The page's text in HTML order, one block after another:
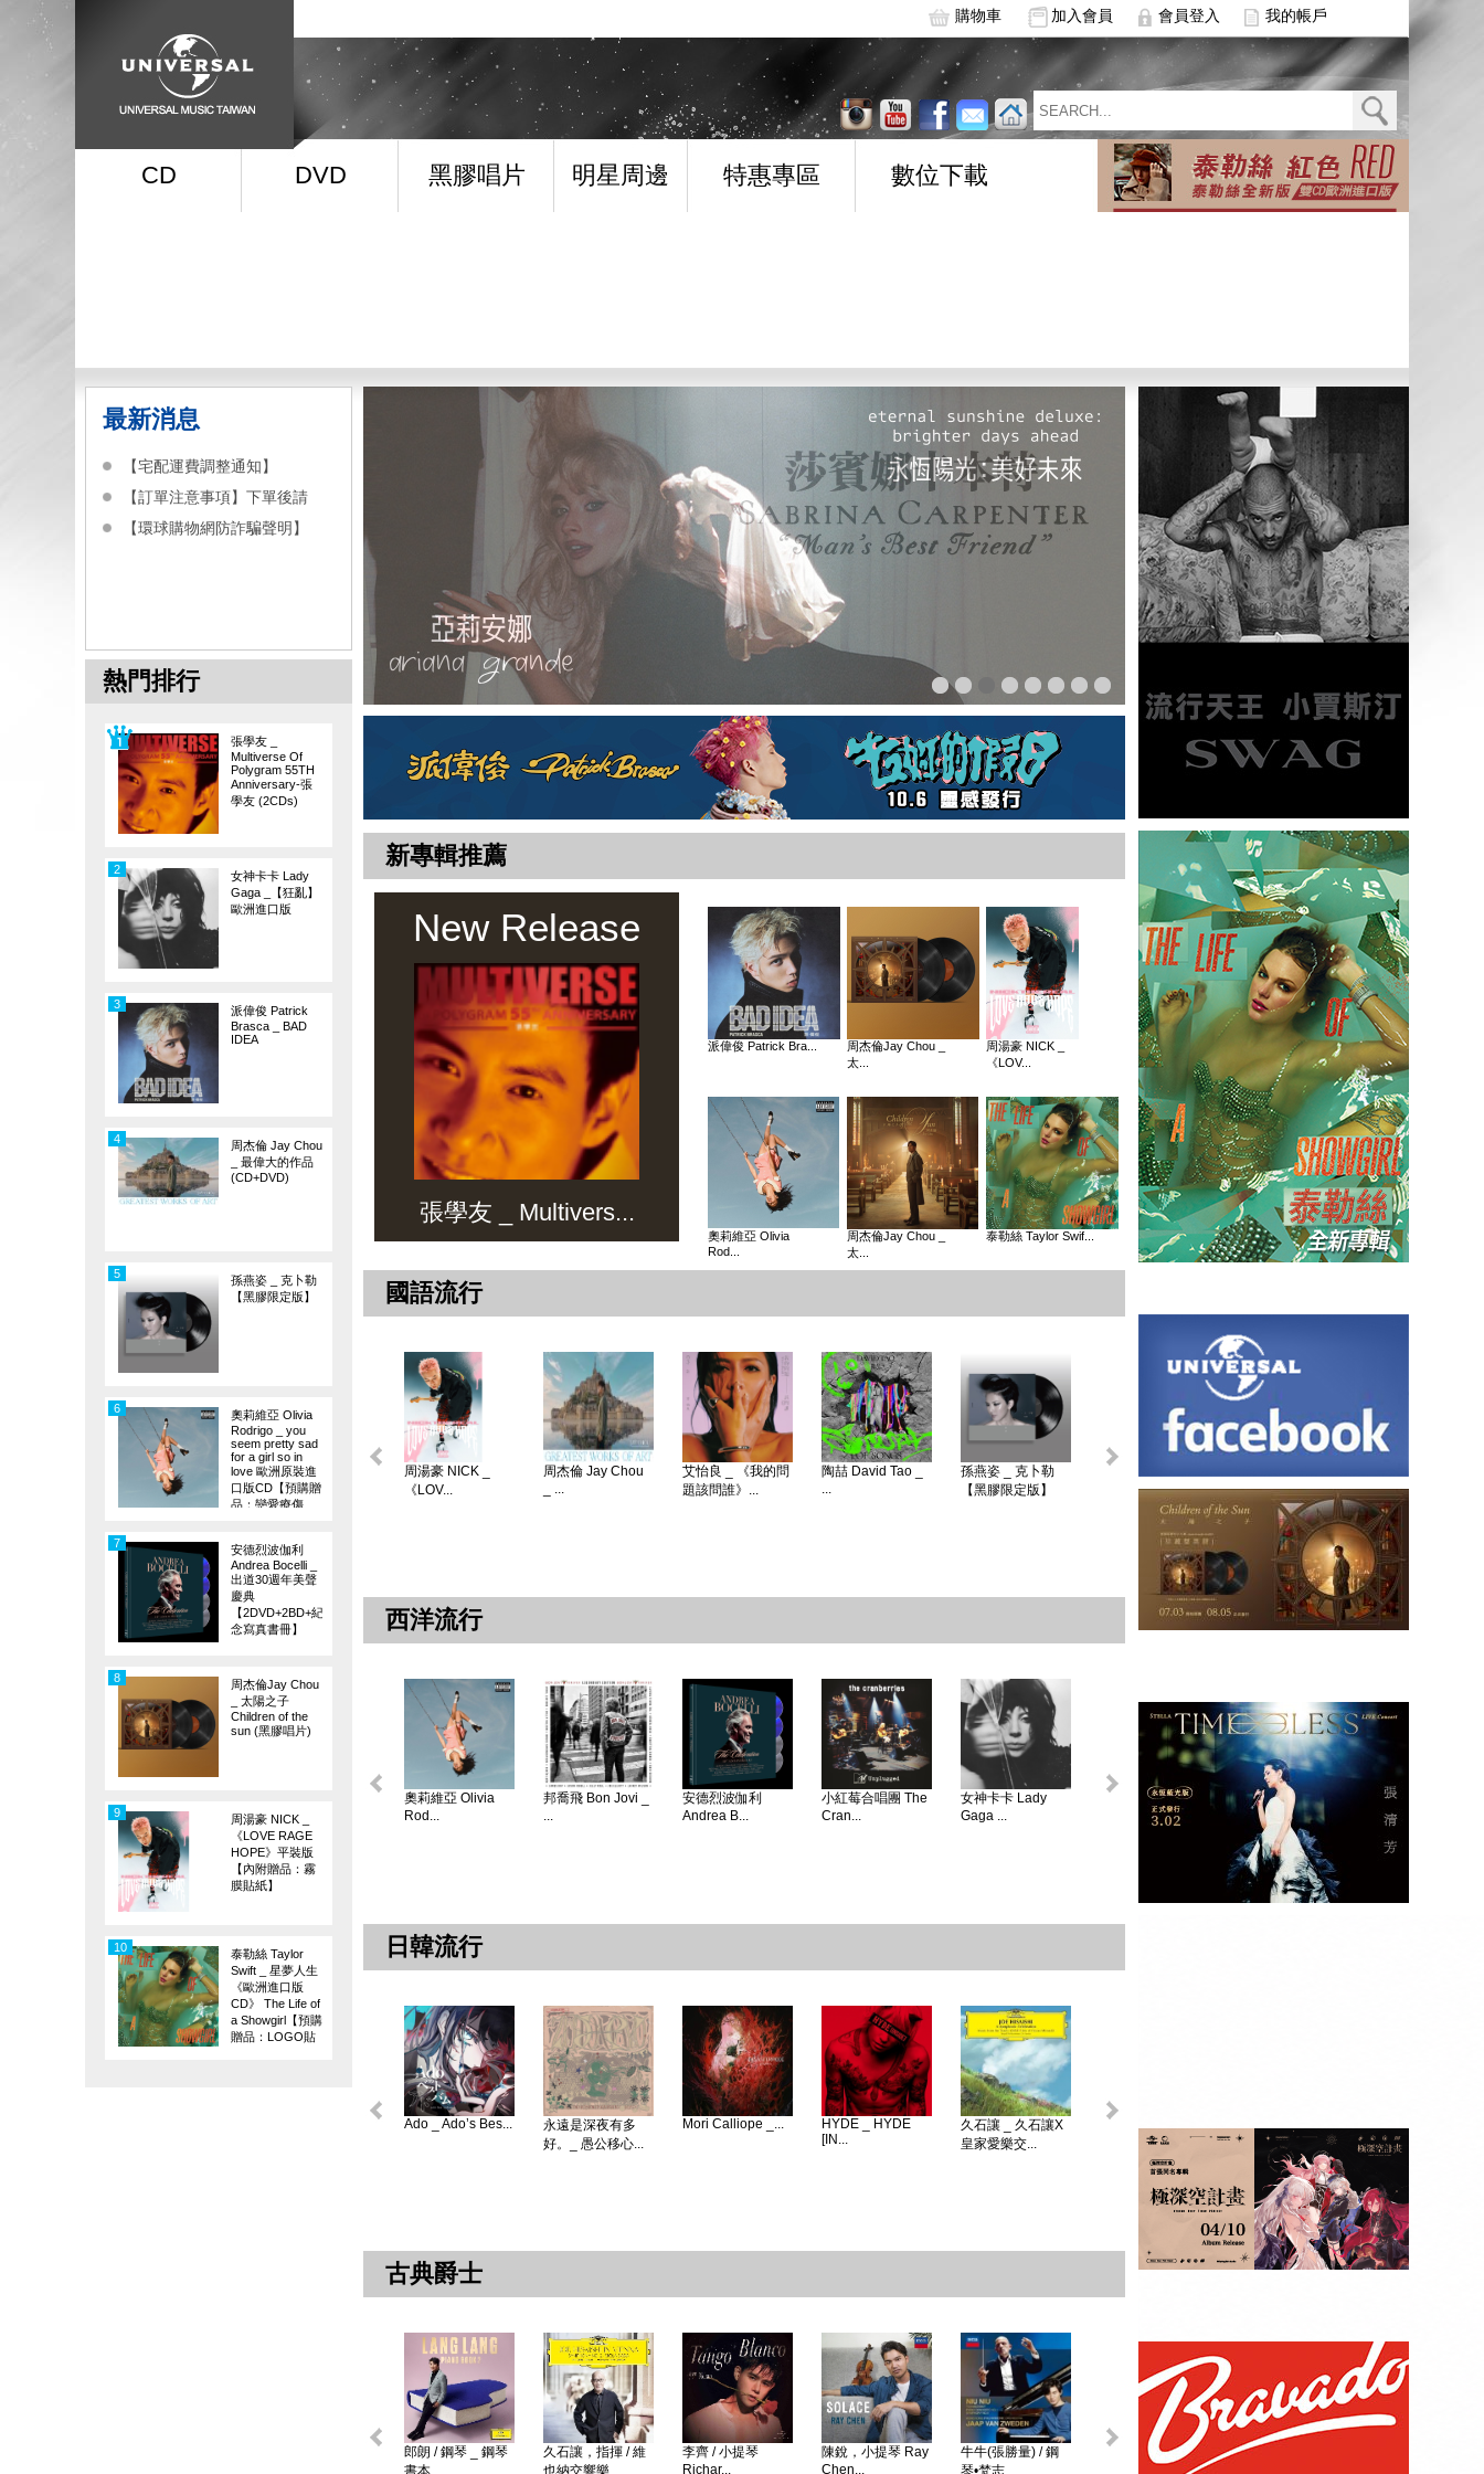
購物車 加入會員 會員登入 我的帳戶
CD DVD 黑膠唱片 明星周邊 特惠專區 數位下載
最新消息
【宅配運費調整通知】
【訂單注意事項】下單後請
【環球購物網防詐騙聲明】
熱門排行
張學友 _
Multiverse Of
Polygram 55TH
Anniversary-張
學友 (2CDs)
女神卡卡 Lady
Gaga _【狂亂】
歐洲進口版
2
派偉俊 Patrick
Brasca _ BAD
IDEA
3
周杰倫 Jay Chou
_ 最偉大的作品
(CD+DVD)
4
孫燕姿 _ 克卜勒
【黑膠限定版】
5
奧莉維亞 Olivia
Rodrigo _ you
seem pretty sad
for a girl so in
love 歐洲原裝進
口版CD【預購贈
品：戀愛療傷
6
安德烈波伽利
Andrea Bocelli _
出道30週年美聲
慶典
【2DVD+2BD+紀
念寫真書冊】
7
周杰倫Jay Chou
_ 太陽之子
Children of the
sun (黑膠唱片)
8
周湯豪 NICK _
《LOVE RAGE
HOPE》平裝版
【內附贈品：霧
膜貼紙】
9
泰勒絲 Taylor
Swift _ 星夢人生
《歐洲進口版
CD》 The Life of
a Showgirl【預購
贈品：LOGO貼
10
新專輯推薦
New Release
張學友 _ Multivers...
派偉俊 Patrick Bra...
周杰倫Jay Chou _
太...
周湯豪 NICK _
《LOV...
奧莉維亞 Olivia
Rod...
周杰倫Jay Chou _
太...
泰勒絲 Taylor Swif...
國語流行
周湯豪 NICK _
《LOV...
周杰倫 Jay Chou
_ ...
艾怡良 _ 《我的問
題該問誰》...
陶喆 David Tao _
...
孫燕姿 _ 克卜勒
【黑膠限定版】
西洋流行
奧莉維亞 Olivia
Rod...
邦喬飛 Bon Jovi _
...
安德烈波伽利
Andrea B...
小紅莓合唱團 The
Cran...
女神卡卡 Lady
Gaga ...
怪奇比莉 BILLIE
蘿兒 Lorde _ 聖女
莎賓娜卡本特
Sabrina ...
日韓流行
Ado _ Ado’s Bes...
永遠是深夜有多
好。_ 愚公移心...
Mori Calliope _...
HYDE _ HYDE
[IN...
久石讓 _ 久石讓X
皇家愛樂交...
初音未來 _
MAGICAL ...
贈品：SPECIAL
BOOK+視覺貼紙
10張SET+特典影
古典爵士
郎朗 / 鋼琴 _ 鋼琴
書本 ...
久石讓，指揮 / 維
也納交響樂...
李齊 / 小提琴
Richar...
陳銳，小提琴 Ray
Chen...
牛牛(張勝量) / 鋼
琴•梵志...
戴安娜‧克瑞兒
環球DG古典音樂